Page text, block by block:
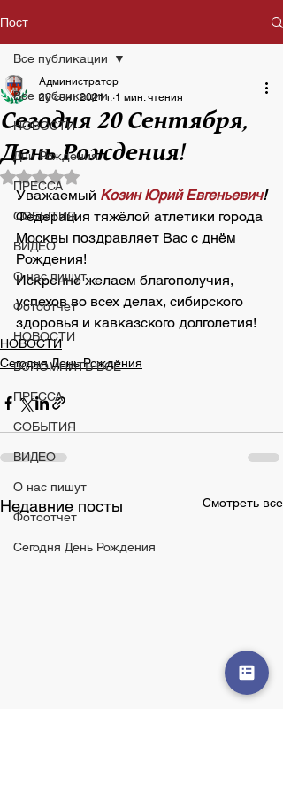
Пост
Все публикации
НОВОСТИ
Дни Рождения
ПРЕССА
СОБЫТИЯ
ВИДЕО
О нас пишут
Фотоотчет
НОВОСТИ
ВСПОМНИТЬ ВСЁ
ПРЕССА
СОБЫТИЯ
ВИДЕО
О нас пишут
Фотоотчет
Сегодня День Рождения
Все публикации
Сегодня 20 Сентября,
День Рождения!
Администратор
20 сент. 2021 г. 1 мин. чтения
Оценка: не число из 5 звезд.
Уважаемый Козин Юрий Евгеньевич!
Федерация тяжёлой атлетики города
Москвы поздравляет Вас с днём
Рождения!
Искренне желаем благополучия,
успехов во всех делах, сибирского
здоровья и кавказского долголетия!
НОВОСТИ
Сегодня День Рождения
Недавние посты Смотреть все